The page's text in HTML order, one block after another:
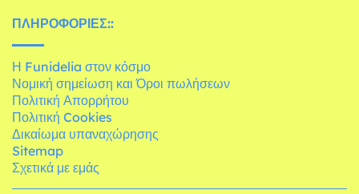
ΠΛΗΡΟΦΟΡΊΕΣ::
Η Funidelia στον κόσμο
Νομική σημείωση και Όροι πωλήσεων
Πολιτική Απορρήτου
Πολιτική Cookies
Δικαίωμα υπαναχώρησης
Sitemap
Σχετικά με εμάς